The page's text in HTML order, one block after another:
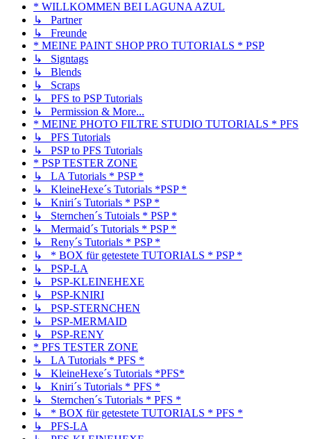
* WILLKOMMEN BEI LAGUNA AZUL
↳ Partner
↳ Freunde
* MEINE PAINT SHOP PRO TUTORIALS * PSP
↳ Signtags
↳ Blends
↳ Scraps
↳ PFS to PSP Tutorials
↳ Permission & More...
* MEINE PHOTO FILTRE STUDIO TUTORIALS * PFS
↳ PFS Tutorials
↳ PSP to PFS Tutorials
* PSP TESTER ZONE
↳ LA Tutorials * PSP *
↳ KleineHexe´s Tutorials *PSP *
↳ Kniri´s Tutorials * PSP *
↳ Sternchen´s Tutoials * PSP *
↳ Mermaid´s Tutorials * PSP *
↳ Reny´s Tutorials * PSP *
↳ * BOX für getestete TUTORIALS * PSP *
↳ PSP-LA
↳ PSP-KLEINEHEXE
↳ PSP-KNIRI
↳ PSP-STERNCHEN
↳ PSP-MERMAID
↳ PSP-RENY
* PFS TESTER ZONE
↳ LA Tutorials * PFS *
↳ KleineHexe´s Tutorials *PFS*
↳ Kniri´s Tutorials * PFS *
↳ Sternchen´s Tutorials * PFS *
↳ * BOX für getestete TUTORIALS * PFS *
↳ PFS-LA